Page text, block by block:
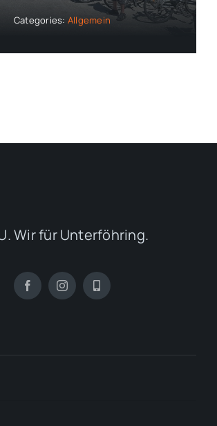
Categories: Allgemein
Wir für Unterföhring.